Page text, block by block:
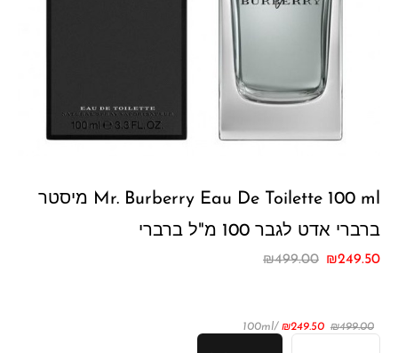
Mr. Burberry Eau De Toilette 100 ml מיסטר
ברברי אדט לגבר 100 מ"ל ברברי
₪499.00 ₪249.50
₪499.00
₪249.50
/100ml